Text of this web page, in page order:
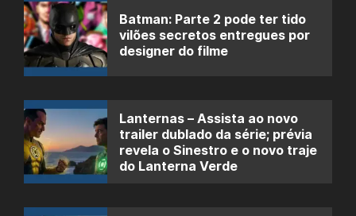
Batman: Parte 2 pode ter tido
vilões secretos entregues por
designer do filme
Lanternas – Assista ao novo
trailer dublado da série; prévia
revela o Sinestro e o novo traje
do Lanterna Verde